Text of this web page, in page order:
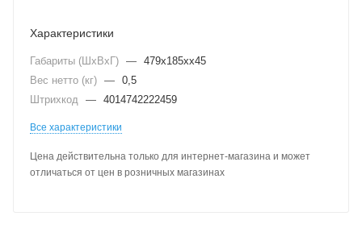
Характеристики
Габариты (ШхВхГ) — 479х185хх45
Вес нетто (кг) — 0,5
Штрихкод — 4014742222459
Все характеристики
Цена действительна только для интернет-магазина и может
отличаться от цен в розничных магазинах